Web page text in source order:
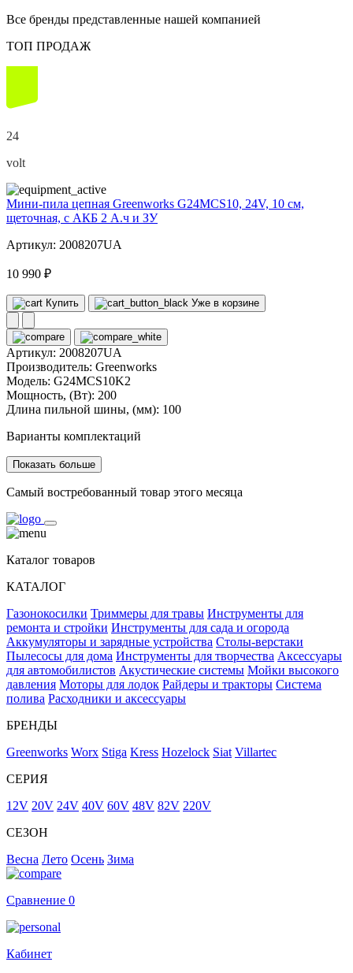
Все бренды представленные нашей компанией
ТОП ПРОДАЖ
24
volt
Мини-пила цепная Greenworks G24MCS10, 24V, 10 см,
щеточная, с АКБ 2 А.ч и ЗУ
Артикул: 2008207UA
10 990 ₽
Купить Уже в корзине
Артикул: 2008207UA
Производитель: Greenworks
Модель: G24MCS10K2
Мощность, (Вт): 200
Длина пильной шины, (мм): 100
Варианты комплектаций
Показать больше
Самый востребованный товар этого месяца
Каталог товаров
КАТАЛОГ
Газонокосилки Триммеры для травы Инструменты для
ремонта и стройки Инструменты для сада и огорода
Аккумуляторы и зарядные устройства Столы-верстаки
Пылесосы для дома Инструменты для творчества Аксессуары
для автомобилистов Акустические системы Мойки высокого
давления Моторы для лодок Райдеры и тракторы Система
полива Расходники и аксессуары
БРЕНДЫ
Greenworks Worx Stiga Kress Hozelock Siat Villartec
СЕРИЯ
12V 20V 24V 40V 60V 48V 82V 220V
СЕЗОН
Весна Лето Осень Зима
Сравнение 0
Кабинет